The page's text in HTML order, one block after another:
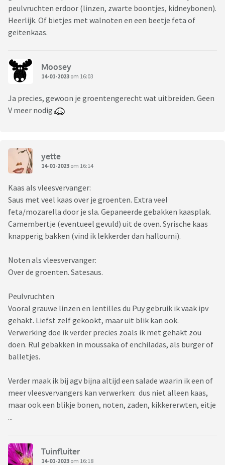
peulvruchten erdoor (linzen, zwarte boontjes, kidneybonen).
Heerlijk. Of bietjes met walnoten en een beetje feta of
geitenkaas.
Moosey
14-01-2023 om 16:03
Ja precies, gewoon je groentengerecht wat uitbreiden. Geen
V meer nodig
yette
14-01-2023 om 16:14
Kaas als vleesvervanger:
Saus met veel kaas over je groenten. Extra veel
feta/mozarella door je sla. Gepaneerde gebakken kaasplak.
Camembertje (eventueel gevuld) uit de oven. Syrische kaas
knapperig bakken (vind ik lekkerder dan halloumi).
Noten als vleesvervanger:
Over de groenten. Satesaus.
Peulvruchten
Vooral grauwe linzen en lentilles du Puy gebruik ik vaak ipv
gehakt. Liefst zelf gekookt, maar uit blik kan ook.
Verwerking doe ik verder precies zoals ik met gehakt zou
doen. Rul gebakken in moussaka of enchiladas, als burger of
balletjes.
Verder maak ik bij agv bijna altijd een salade waarin ik een of
meer vleesvervangers kan verwerken: dus niet alleen kaas,
maar ook een blikje bonen, noten, zaden, kikkererwten, eitje
...
Tuinfluiter
14-01-2023 om 16:18